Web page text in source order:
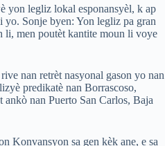
yon legliz lokal esponansyèl, k ap
Sonje byen: Yon legliz pa gran
li, men poutèt kantite moun li voye
nan retrèt nasyonal gason yo nan
predikatè nan Borrascoso,
ankò nan Puerto San Carlos, Baja
Konvansyon sa gen kèk ane, e sa